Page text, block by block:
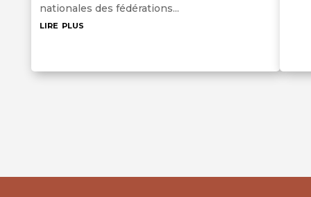
nationales des fédérations...
lire plus